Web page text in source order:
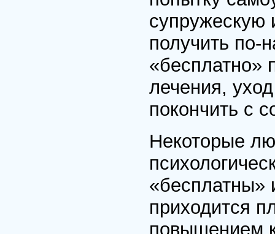
супружескую
получить
«бесплатно»
лечения,
покончить с
Некоторые
«бесплатны»
приходится
повышением